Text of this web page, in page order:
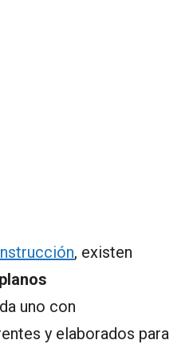
, existen
uno con
y elaborados para